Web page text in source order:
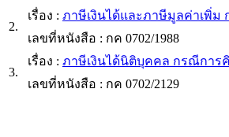
2.
เรื่อง : ภาษีเงินได้และภาษีมูลค่าเพิ่ม
เลขที่หนังสือ : กค 0702/1988
3.
เรื่อง : ภาษีเงินได้นิติบุคคล กรณีการ
เลขที่หนังสือ : กค 0702/2129